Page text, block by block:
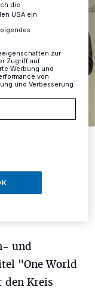
Rasch, Corell
werben für den
und
"One World
den Kreis
die
USA ein.
zur
Zugriff auf
Werbung und
von
und Verbesserung